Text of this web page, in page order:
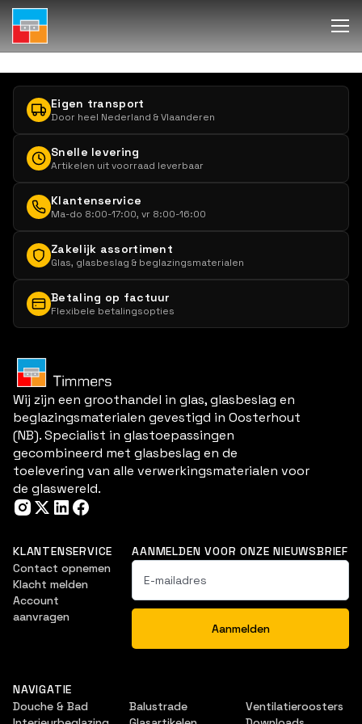
Eigen transport
Door heel Nederland & Vlaanderen
Snelle levering
Artikelen uit voorraad leverbaar
Klantenservice
Ma-do 8:00-17:00, vr 8:00-16:00
Zakelijk assortiment
Glas, glasbeslag & beglazingsmaterialen
Betaling op factuur
Flexibele betalingsopties
Wij zijn een groothandel in glas, glasbeslag en
beglazingsmaterialen gevestigd in Oosterhout
(NB). Specialist in glastoepassingen
gecombineerd met glasbeslag en de
toelevering van alle verwerkingsmaterialen voor
de glaswereld.
KLANTENSERVICE
Contact opnemen
Klacht melden
Account
aanvragen
AANMELDEN VOOR ONZE NIEUWSBRIEF
NAVIGATIE
Douche & Bad
Balustrade
Ventilatieroosters